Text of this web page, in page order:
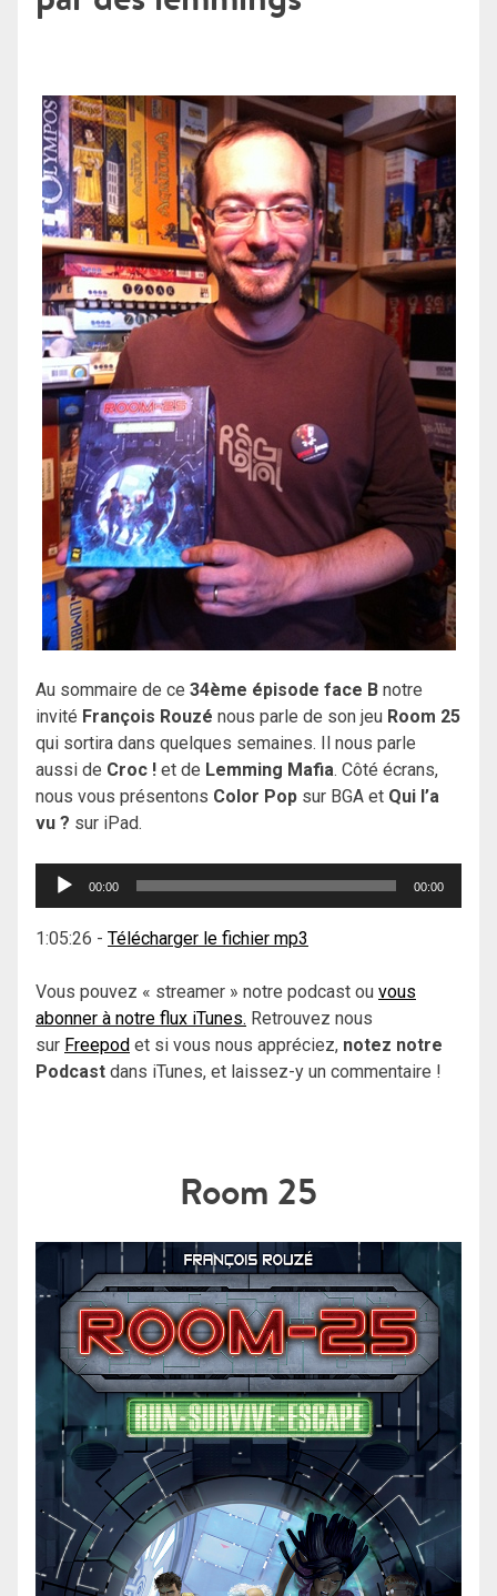
Au sommaire de ce 34ème épisode face B notre
invité François Rouzé nous parle de son jeu Room 25
qui sortira dans quelques semaines. Il nous parle
aussi de Croc ! et de Lemming Mafia. Côté écrans,
nous vous présentons Color Pop sur BGA et Qui l’a
vu ? sur iPad.
Lecteur
00:00 00:00
1:05:26 - Télécharger le fichier mp3
Vous pouvez « streamer » notre podcast ou vous
abonner à notre flux iTunes. Retrouvez nous
sur Freepod et si vous nous appréciez, notez notre
Podcast dans iTunes, et laissez-y un commentaire !
Room 25